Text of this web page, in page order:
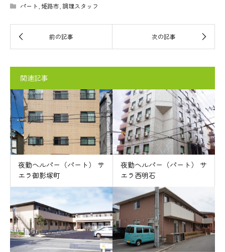
パート 姫路市 調理スタッフ
関連記事
夜勤ヘルパー（パート） サ
エラ御影塚町
夜勤ヘルパー（パート） サ
エラ西明石